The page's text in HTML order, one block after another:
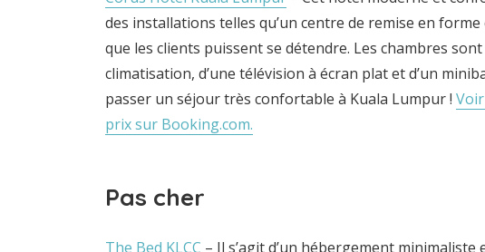
des installations telles qu’un centre de remise en
que les clients puissent se détendre. Les chambres
climatisation, d’une télévision à écran plat et d’un
passer un séjour très confortable à Kuala Lumpur !
prix sur Booking.com.
Pas cher
The Bed KLCC – Il s’agit d’un hébergement minimaliste